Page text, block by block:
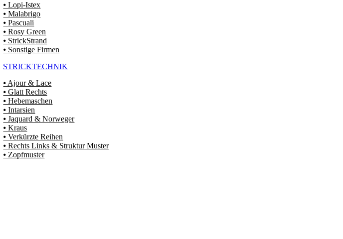
⦁ Lopi-Istex
⦁ Malabrigo
⦁ Pascuali
⦁ Rosy Green
⦁ StrickStrand
⦁ Sonstige Firmen
STRICKTECHNIK
⦁ Ajour & Lace
⦁ Glatt Rechts
⦁ Hebemaschen
⦁ Intarsien
⦁ Jaquard & Norweger
⦁ Kraus
⦁ Verkürzte Reihen
⦁ Rechts Links & Struktur Muster
⦁ Zopfmuster